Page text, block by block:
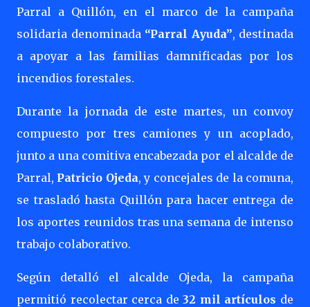
Parral a Quillón, en el marco de la campaña
solidaria denominada “Parral Ayuda”, destinada
a apoyar a las familias damnificadas por los
incendios forestales.
Durante la jornada de este martes, un convoy
compuesto por tres camiones y un acoplado,
junto a una comitiva encabezada por el alcalde de
Parral, Patricio Ojeda, y concejales de la comuna,
se trasladó hasta Quillón para hacer entrega de
los aportes reunidos tras una semana de intenso
trabajo colaborativo.
Según detalló el alcalde Ojeda, la campaña
permitió recolectar cerca de32 mil artículos de